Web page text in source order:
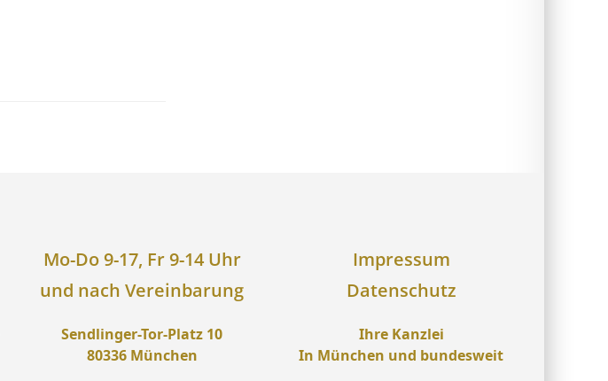
Mo-Do 9-17, Fr 9-14 Uhr
und nach Vereinbarung
Sendlinger-Tor-Platz 10
80336 München
Impressum
Datenschutz
Ihre Kanzlei
In München und bundesweit